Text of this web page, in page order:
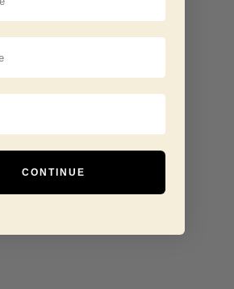
CONTINUE